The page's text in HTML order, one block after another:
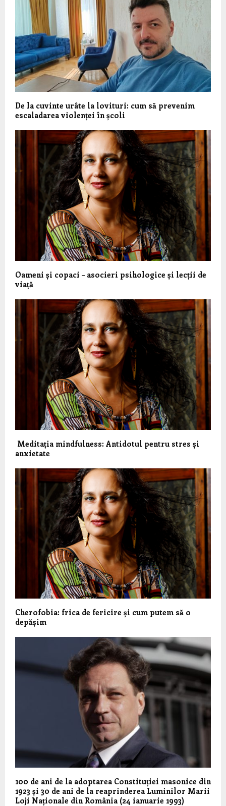
De la cuvinte urâte la lovituri: cum să prevenim
escaladarea violenței în școli
Oameni și copaci – asocieri psihologice și lecții de
viață
Meditația mindfulness: Antidotul pentru stres și
anxietate
Cherofobia: frica de fericire și cum putem să o
depășim
100 de ani de la adoptarea Constituției masonice din
1923 și 30 de ani de la reaprinderea Luminilor Marii
Loji Naționale din România (24 ianuarie 1993)